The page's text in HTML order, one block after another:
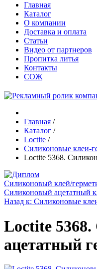
Главная
Каталог
О компании
Доставка и оплата
Статьи
Видео от партнеров
Пропитка литья
Контакты
СОЖ
Главная /
Каталог /
Loctite /
Силиконовые клеи-
Loctite 5368.
Cиликоновый клей/
Силиконовый ацетатный
Назад к: Силиконовые
Loctite
ацетатный